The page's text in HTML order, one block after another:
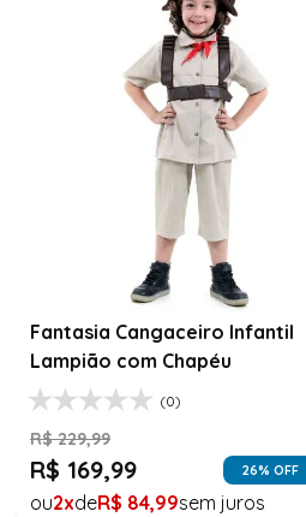
Fantasia Cangaceiro Infantil
Lampião com Chapéu
(0)
R$ 229,99
R$ 169,99 26% OFF
2 R$ 84,99